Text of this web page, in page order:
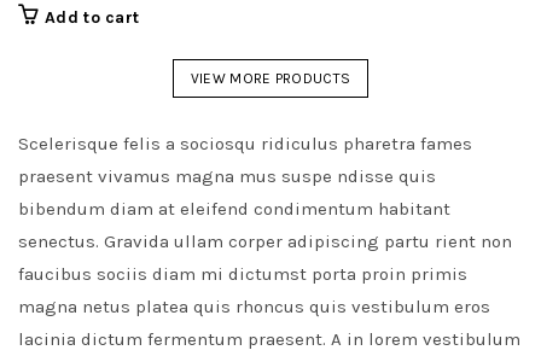
Add to cart
VIEW MORE PRODUCTS
Scelerisque felis a sociosqu ridiculus pharetra fames
praesent vivamus magna mus suspe ndisse quis
bibendum diam at eleifend condimentum habitant
senectus. Gravida ullam corper adipiscing partu rient non
faucibus sociis diam mi dictumst porta proin primis
magna netus platea quis rhoncus quis vestibulum eros
lacinia dictum fermentum praesent. A in lorem vestibulum